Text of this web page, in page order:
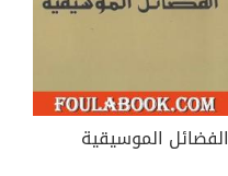
الفضائل الموسيقية